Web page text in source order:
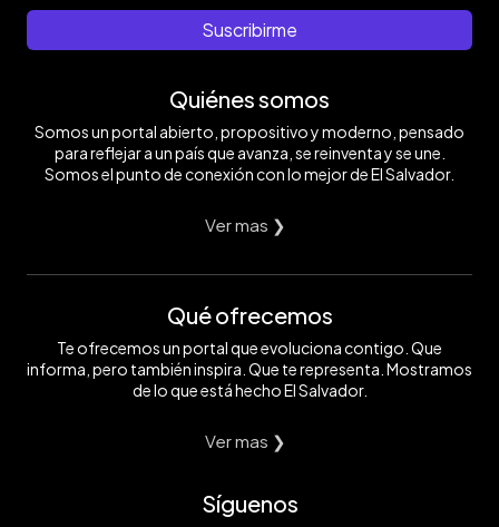
Suscribirme
Quiénes somos
Somos un portal abierto, propositivo y moderno, pensado
para reflejar a un país que avanza, se reinventa y se une.
Somos el punto de conexión con lo mejor de El Salvador.
Ver mas ❯
Qué ofrecemos
Te ofrecemos un portal que evoluciona contigo. Que
informa, pero también inspira. Que te representa. Mostramos
de lo que está hecho El Salvador.
Ver mas ❯
Síguenos